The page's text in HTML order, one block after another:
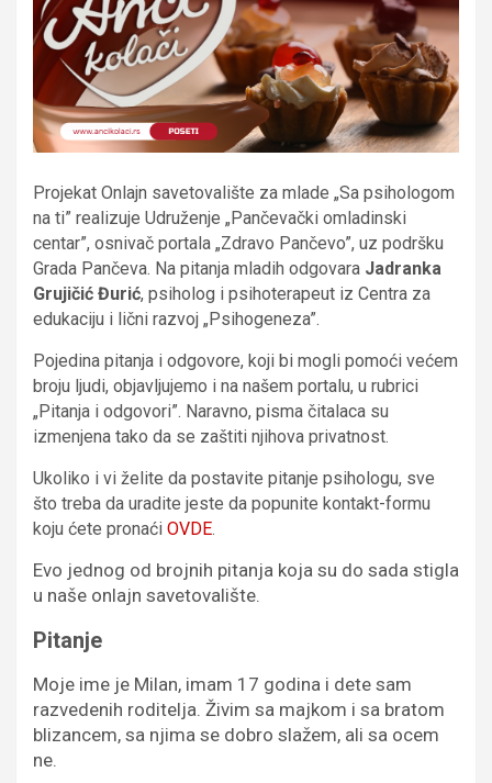
Projekat Onlajn savetovalište za mlade „Sa psihologom
na ti” realizuje Udruženje „Pančevački omladinski
centar”, osnivač portala „Zdravo Pančevo”, uz podršku
Grada Pančeva. Na pitanja mladih odgovara Jadranka
Grujičić Đurić, psiholog i psihoterapeut iz Centra za
edukaciju i lični razvoj „Psihogeneza”.
Pojedina pitanja i odgovore, koji bi mogli pomoći većem
broju ljudi, objavljujemo i na našem portalu, u rubrici
„Pitanja i odgovori”. Naravno, pisma čitalaca su
izmenjena tako da se zaštiti njihova privatnost.
Ukoliko i vi želite da postavite pitanje psihologu, sve
što treba da uradite jeste da popunite kontakt-formu
koju ćete pronaći OVDE.
Evo jednog od brojnih pitanja koja su do sada stigla
u naše onlajn savetovalište.
Pitanje
Moje ime je Milan, imam 17 godina i dete sam
razvedenih roditelja. Živim sa majkom i sa bratom
blizancem, sa njima se dobro slažem, ali sa ocem
ne.